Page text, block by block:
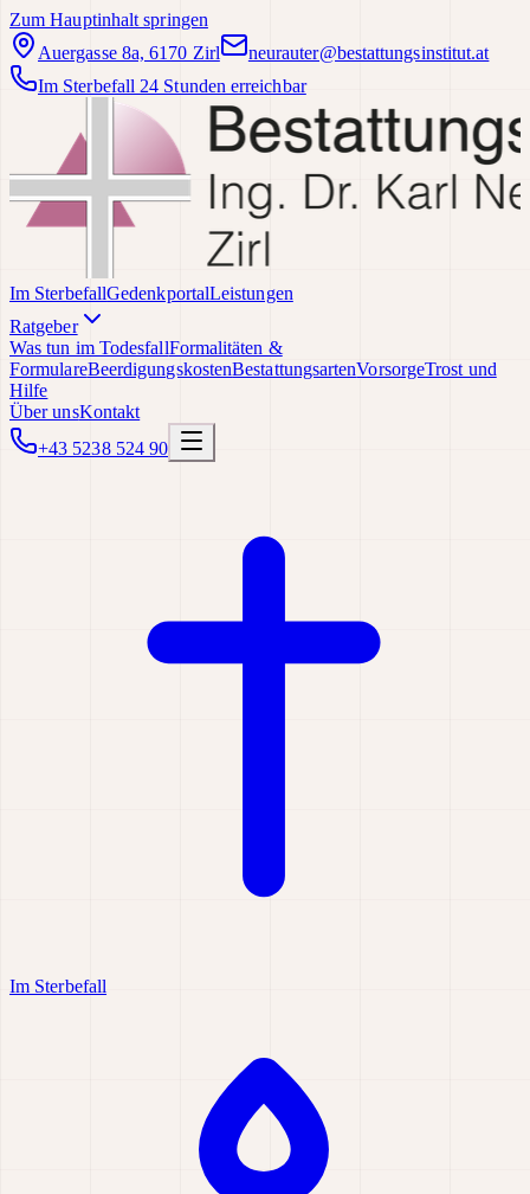
Zum Hauptinhalt springen
Auergasse 8a, 6170 Zirl
neurauter@bestattungsinstitut.at
Im Sterbefall 24 Stunden erreichbar
Im SterbefallGedenkportalLeistungen
Ratgeber
Was tun im TodesfallFormalitäten &
FormulareBeerdigungskostenBestattungsartenVorsorgeTrost und
Hilfe
Über unsKontakt
+43 5238 524 90
Im Sterbefall